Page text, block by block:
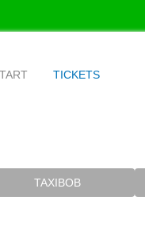
TICKETS
TAXIBOB